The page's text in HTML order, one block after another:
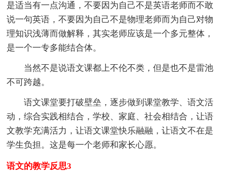
是适当有一点沟通，不要因为自己不是英语老师而不敢
说一句英语，不要因为自己不是物理老师而为自己对物
理知识浅薄而做解释，其实老师应该是一个多元整体，
是一个一专多能结合体。
当然不是说语文课都上不伦不类，但是也不是雷池
不可跨越。
语文课堂要打破壁垒，逐步做到课堂教学、语文活
动，综合实践相结合，学校、家庭、社会相结合，让语
文教学充满活力，让语文课堂快乐融融，让语文不在是
学生负担。这是每一个老师和家长心愿。
语文的教学反思3